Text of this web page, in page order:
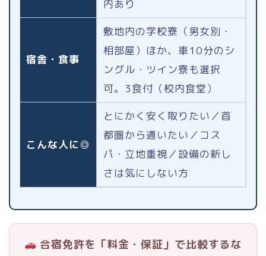
内あり
宿舎・食事
敷地内の学校寮（男女別・
相部屋）ほか、車10分のシ
ングル・ツイン寮も選択
可。3食付（校内食堂）
こんな人に◎
とにかく安く取りたい／首
都圏から通いたい／コス
パ・立地重視／設備の新し
さは気にしない方
合宿免許を「料金・保証」で比較するな